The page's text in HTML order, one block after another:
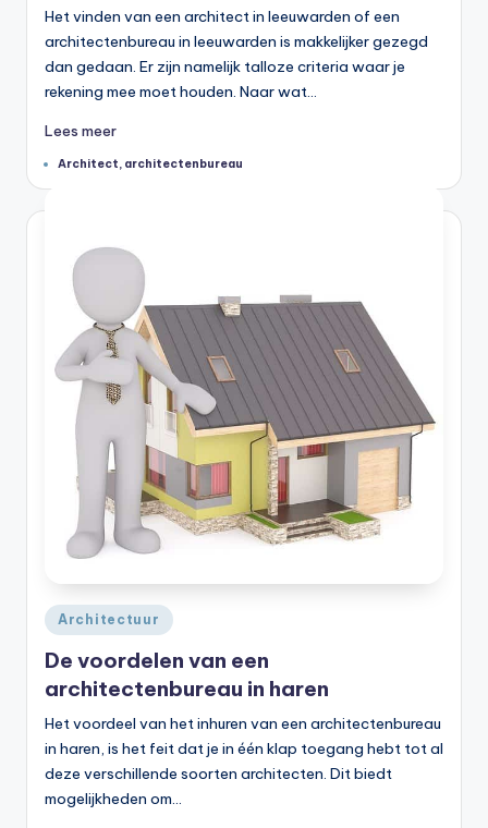
Het vinden van een architect in leeuwarden of een
architectenbureau in leeuwarden is makkelijker gezegd
dan gedaan. Er zijn namelijk talloze criteria waar je
rekening mee moet houden. Naar wat…
Lees meer
Tags:
Architect, architectenbureau
Geplaatst
in
Architectuur
De voordelen van een
architectenbureau in haren
Het voordeel van het inhuren van een architectenbureau
in haren, is het feit dat je in één klap toegang hebt tot al
deze verschillende soorten architecten. Dit biedt
mogelijkheden om…